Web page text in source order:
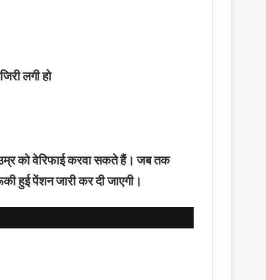
लगी हो
को वेरिफाई करवा सकते हैं। जब तक
हुई पेंशन जारी कर दी जाएगी।